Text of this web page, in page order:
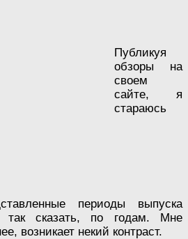
Публикуя
обзоры на
своем
сайте, я
стараюсь
периоды выпуска
так сказать, по годам. Мне
возникает некий контраст.